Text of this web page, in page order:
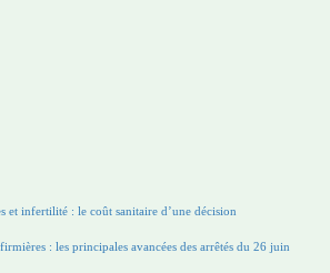
et infertilité : le coût sanitaire d’une décision
: les principales avancées des arrêtés du 26 juin